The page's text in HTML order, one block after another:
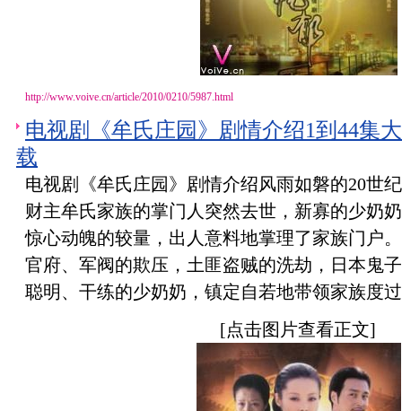
http://www.voive.cn/article/2010/0210/5987.html
电视剧《牟氏庄园》剧情介绍1到44集
载
电视剧《牟氏庄园》剧情介绍风雨如磐的20世
财主牟氏家族的掌门人突然去世，新寡的少奶
惊心动魄的较量，出人意料地掌理了家族门户
官府、军阀的欺压，土匪盗贼的洗劫，日本
聪明、干练的少奶奶，镇定自若地带领家族度
[点击图片查看正文]